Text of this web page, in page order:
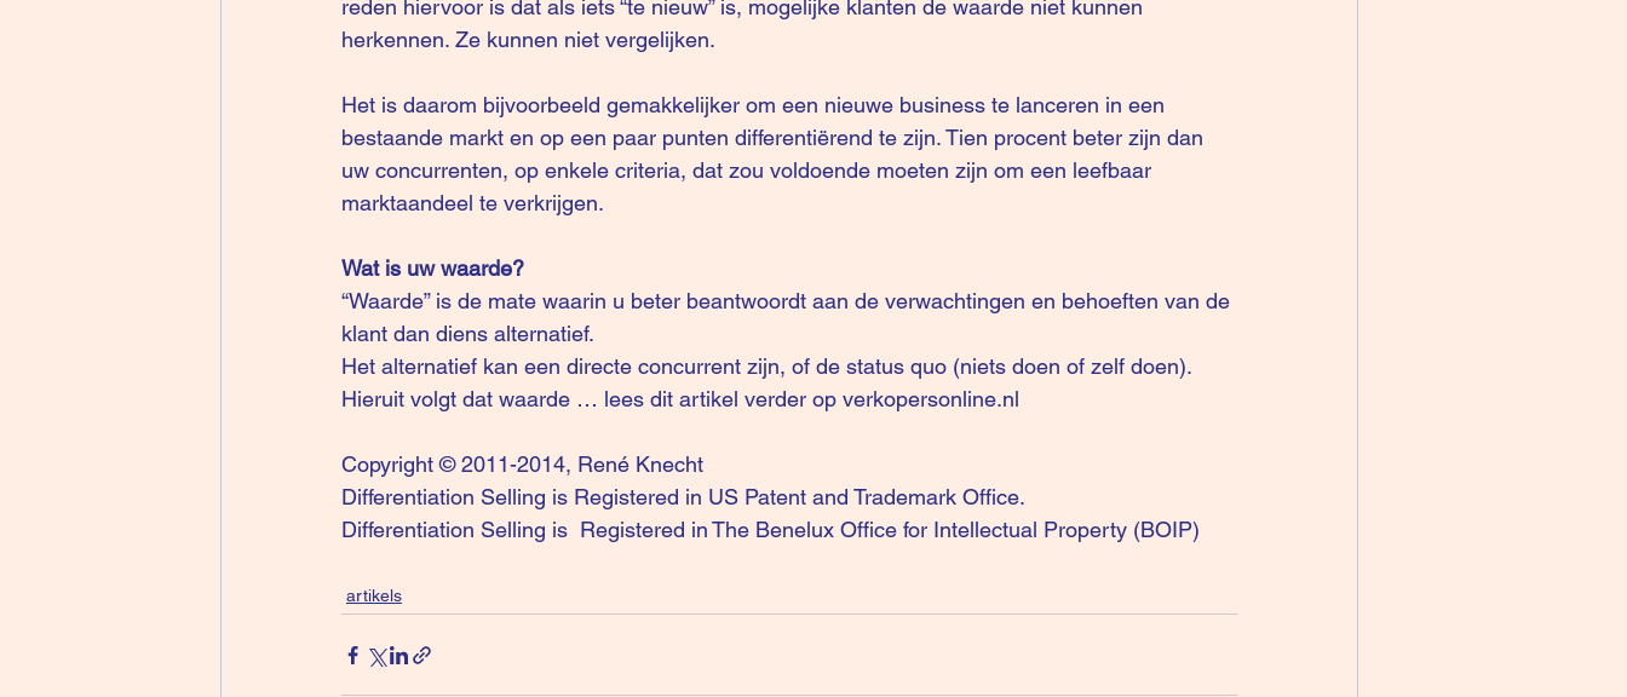
reden hiervoor is dat als iets “te nieuw” is, mogelijke klanten de waarde niet kunnen
herkennen. Ze kunnen niet vergelijken.
Het is daarom bijvoorbeeld gemakkelijker om een nieuwe business te lanceren in een
bestaande markt en op een paar punten differentiërend te zijn. Tien procent beter zijn dan
uw concurrenten, op enkele criteria, dat zou voldoende moeten zijn om een leefbaar
marktaandeel te verkrijgen.
Wat is uw waarde?
“Waarde” is de mate waarin u beter beantwoordt aan de verwachtingen en behoeften van de
klant dan diens alternatief.
Het alternatief kan een directe concurrent zijn, of de status quo (niets doen of zelf doen).
Hieruit volgt dat waarde … lees dit artikel verder op verkopersonline.nl
Copyright © 2011-2014, René Knecht
Differentiation Selling is Registered in US Patent and Trademark Office.
Differentiation Selling is  Registered in The Benelux Office for Intellectual Property (BOIP)
artikels